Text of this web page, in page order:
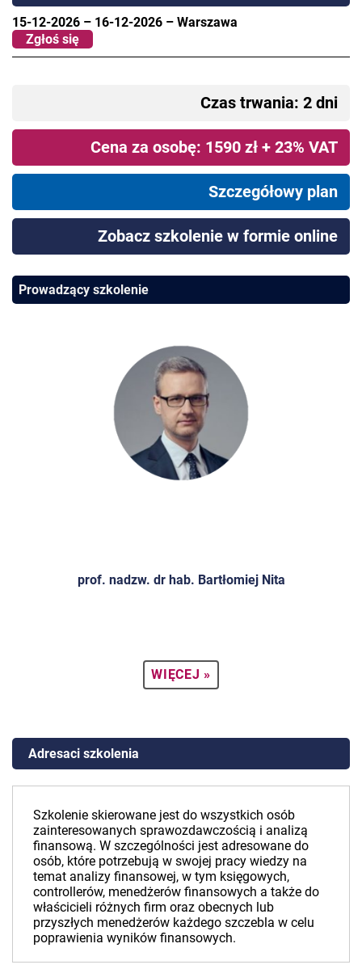
15-12-2026 – 16-12-2026 – Warszawa
Zgłoś się
Czas trwania: 2 dni
Cena za osobę: 1590 zł + 23% VAT
Szczegółowy plan
Zobacz szkolenie w formie online
Prowadzący szkolenie
prof. nadzw. dr hab. Bartłomiej Nita
WIĘCEJ »
Adresaci szkolenia
Szkolenie skierowane jest do wszystkich osób
zainteresowanych sprawozdawczością i analizą
finansową. W szczególności jest adresowane do
osób, które potrzebują w swojej pracy wiedzy na
temat analizy finansowej, w tym księgowych,
controllerów, menedżerów finansowych a także do
właścicieli różnych firm oraz obecnych lub
przyszłych menedżerów każdego szczebla w celu
poprawienia wyników finansowych.